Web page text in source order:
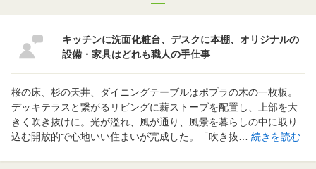
キッチンに洗面化粧台、デスクに本棚、オリジナルの
設備・家具はどれも職人の手仕事
桜の床、杉の天井、ダイニングテーブルはポプラの木の一枚板。
デッキテラスと繋がるリビングに薪ストーブを配置し、上部を大
きく吹き抜けに。光が溢れ、風が通り、風景を暮らしの中に取り
込む開放的で心地いい住まいが完成した。「吹き抜… 続きを読む